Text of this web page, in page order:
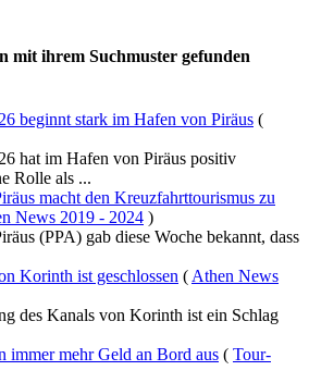
mit ihrem Suchmuster gefunden
beginnt stark im Hafen von Piräus (
hat im Hafen von Piräus positiv
Rolle als ...
macht den Kreuzfahrttourismus zu
News 2019 - 2024 )
(PPA) gab diese Woche bekannt, dass
Korinth ist geschlossen ( Athen News
des Kanals von Korinth ist ein Schlag
immer mehr Geld an Bord aus ( Tour-